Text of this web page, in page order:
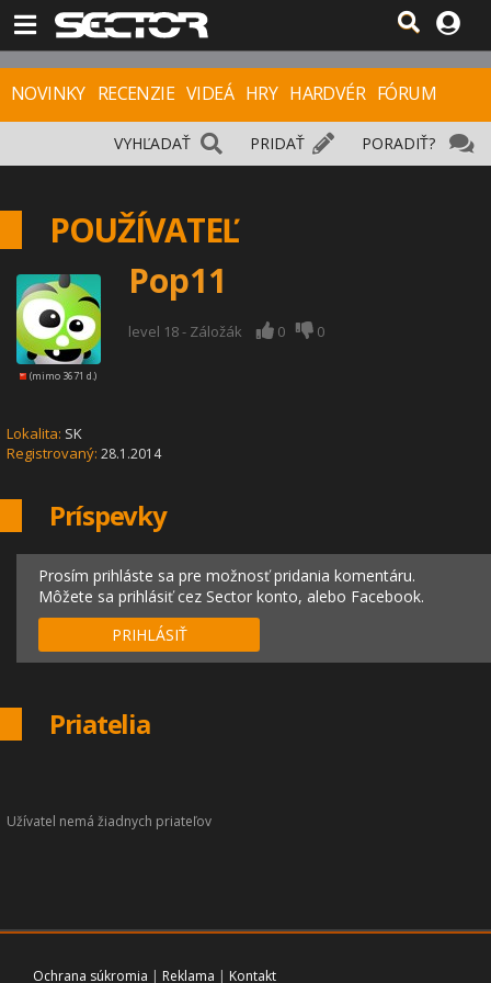
NOVINKY RECENZIE VIDEÁ HRY HARDVÉR FÓRUM
PORADIŤ?
PRIDAŤ
VYHĽADAŤ
POUŽÍVATEĽ
(mimo 3671 d.)
Pop11
level 18 - Záložák 0 0
Lokalita: SK
Registrovaný: 28.1.2014
Príspevky
Prosím prihláste sa pre možnosť pridania komentáru.
Môžete sa prihlásiť cez Sector konto, alebo Facebook.
PRIHLÁSIŤ
Priatelia
Užívatel nemá žiadnych priateľov
Ochrana súkromia | Reklama | Kontakt